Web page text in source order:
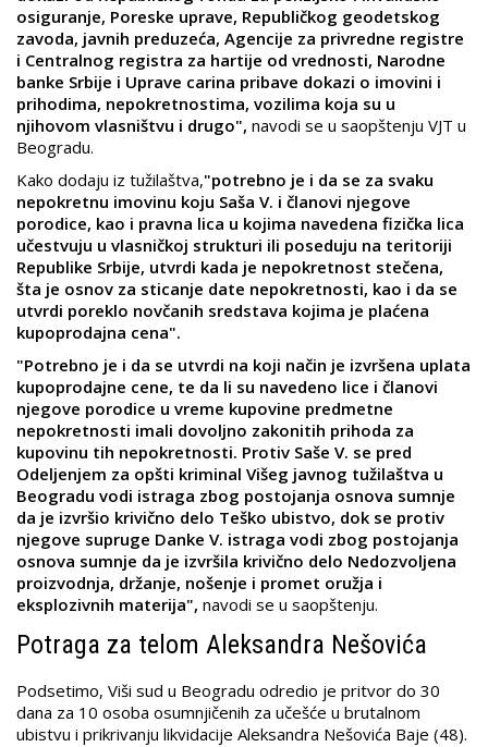
osiguranje, Poreske uprave, Republičkog geodetskog
zavoda, javnih preduzeća, Agencije za privredne registre
i Centralnog registra za hartije od vrednosti, Narodne
banke Srbije i Uprave carina pribave dokazi o imovini i
prihodima, nepokretnostima, vozilima koja su u
njihovom vlasništvu i drugo", navodi se u saopštenju VJT u
Beogradu.
Kako dodaju iz tužilaštva,"potrebno je i da se za svaku
nepokretnu imovinu koju Saša V. i članovi njegove
porodice, kao i pravna lica u kojima navedena fizička lica
učestvuju u vlasničkoj strukturi ili poseduju na teritoriji
Republike Srbije, utvrdi kada je nepokretnost stečena,
šta je osnov za sticanje date nepokretnosti, kao i da se
utvrdi poreklo novčanih sredstava kojima je plaćena
kupoprodajna cena".
"Potrebno je i da se utvrdi na koji način je izvršena uplata
kupoprodajne cene, te da li su navedeno lice i članovi
njegove porodice u vreme kupovine predmetne
nepokretnosti imali dovoljno zakonitih prihoda za
kupovinu tih nepokretnosti. Protiv Saše V. se pred
Odeljenjem za opšti kriminal Višeg javnog tužilaštva u
Beogradu vodi istraga zbog postojanja osnova sumnje
da je izvršio krivično delo Teško ubistvo, dok se protiv
njegove supruge Danke V. istraga vodi zbog postojanja
osnova sumnje da je izvršila krivično delo Nedozvoljena
proizvodnja, držanje, nošenje i promet oružja i
eksplozivnih materija", navodi se u saopštenju.
Potraga za telom Aleksandra Nešovića
Podsetimo, Viši sud u Beogradu odredio je pritvor do 30
dana za 10 osoba osumnjičenih za učešće u brutalnom
ubistvu i prikrivanju likvidacije Aleksandra Nešovića Baje (48).